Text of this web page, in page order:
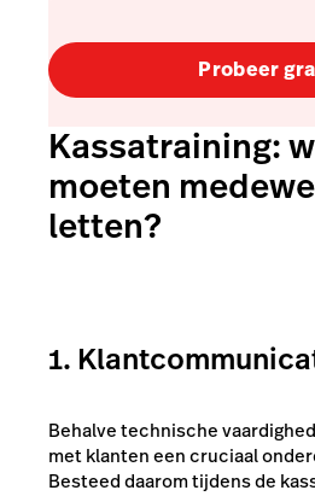
Probeer
Kassatraining:
moeten
letten?
1.
Behalve technische
met klanten een cruciaal
Besteed daarom tijdens de